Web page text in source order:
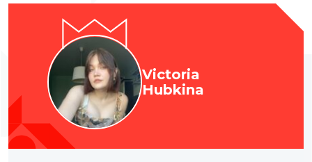
Victoria
Hubkina